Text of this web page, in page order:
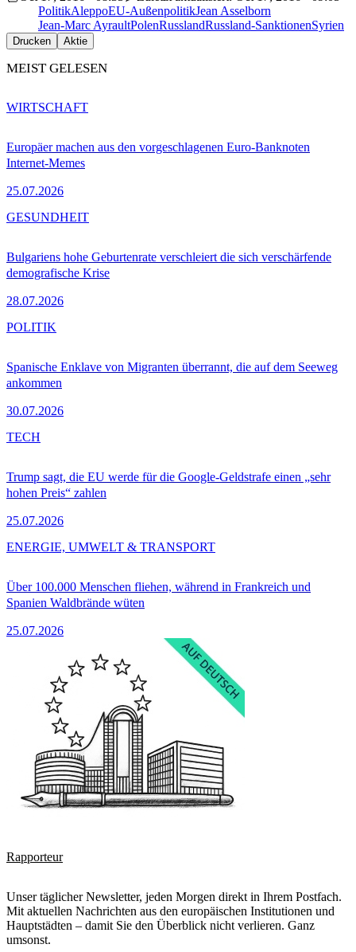
PolitikAleppoEU-AußenpolitikJean Asselborn
Jean-Marc AyraultPolenRusslandRussland-SanktionenSyrien
Drucken Aktie
MEIST GELESEN
Europäer machen aus den vorgeschlagenen Euro-Banknoten
Internet-Memes
25.07.2026
WIRTSCHAFT
Bulgariens hohe Geburtenrate verschleiert die sich verschärfende
demografische Krise
28.07.2026
GESUNDHEIT
Spanische Enklave von Migranten überrannt, die auf dem Seeweg
ankommen
30.07.2026
POLITIK
Trump sagt, die EU werde für die Google-Geldstrafe einen „sehr
hohen Preis“ zahlen
25.07.2026
TECH
Über 100.000 Menschen fliehen, während in Frankreich und
Spanien Waldbrände wüten
25.07.2026
ENERGIE, UMWELT & TRANSPORT
Rapporteur
Unser täglicher Newsletter, jeden Morgen direkt in Ihrem Postfach.
Mit aktuellen Nachrichten aus den europäischen Institutionen und
Hauptstädten – damit Sie den Überblick nicht verlieren. Ganz
umsonst.